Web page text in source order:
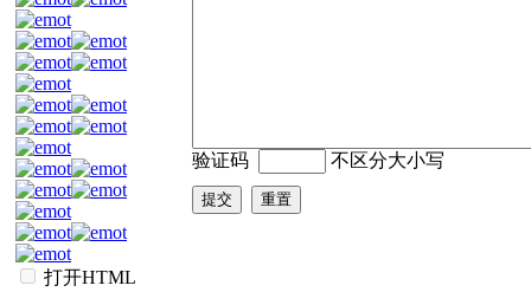
打开HTML
验证码 不区分大小写